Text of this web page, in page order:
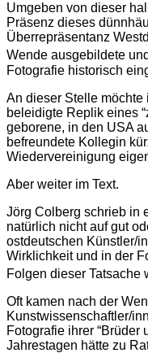
Umgeben von dieser
Präsenz dieses
Überrepräsentanz
Wende ausgebildete
Fotografie historisch
An dieser Stelle
beleidigte Replik eines
geborene, in den USA
befreundete Kollegin
Wiedervereinigung
Aber weiter im Text.
Jörg Colberg schrieb in
natürlich nicht auf gut
ostdeutschen Künstler/
Wirklichkeit und in der
Folgen dieser Tatsache
Oft kamen nach der
Kunstwissenschaftler/
Fotografie ihrer
Jahrestagen hätte zu